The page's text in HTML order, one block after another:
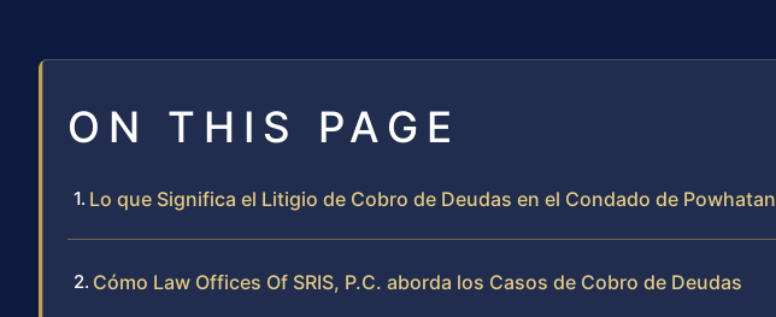
ON THIS PAGE
Lo que Significa el Litigio de Cobro de Deudas en el Condado de Powhatan
Cómo Law Offices Of SRIS, P.C. aborda los Casos de Cobro de Deudas